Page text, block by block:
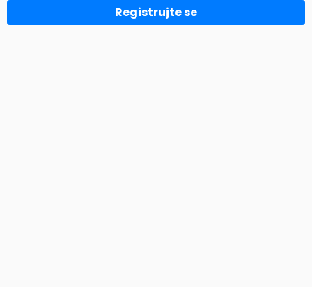
Registrujte se